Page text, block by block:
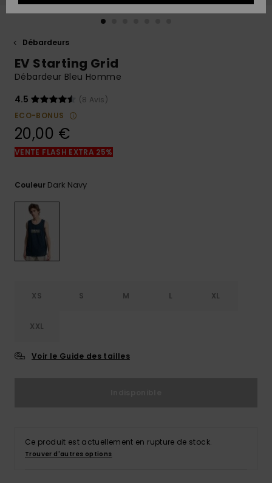
pour obtenir
question.
Démarrer
conversation
questions
CARTE
CADEAU
LISTE DE
SOUHAITS
Débardeurs
EV Starting Grid
Débardeur Bleu Homme
4.5
(8 Avis)
ECO-BONUS
20,00 €
VENTE FLASH EXTRA 25%
Couleur Dark Navy
XS S M L XL
XXL
Voir le Guide des tailles
Ce produit est actuellement en rupture de stock.
Trouver d'autres options